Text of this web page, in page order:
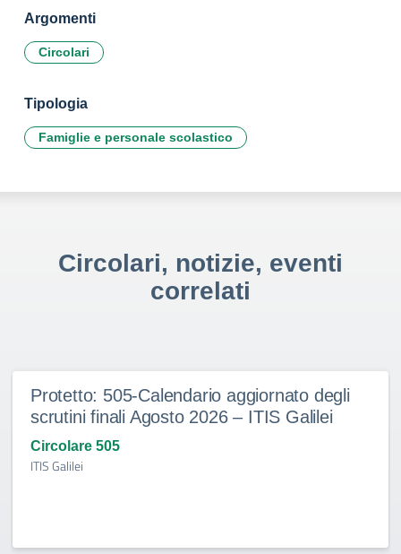
Argomenti
Circolari
Tipologia
Famiglie e personale scolastico
Circolari, notizie, eventi
correlati
Protetto: 505-Calendario aggiornato degli
scrutini finali Agosto 2026 – ITIS Galilei
Circolare 505
ITIS Galilei